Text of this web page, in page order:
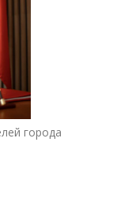
города